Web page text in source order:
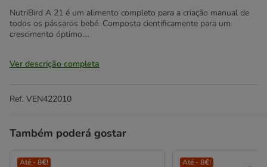
NutriBird A 21 é um alimento completo para a criação manual de
todos os pássaros bebé. Composta cientificamente para um
crescimento óptimo....
Ver descrição completa
Ref. VEN422010
Também poderá gostar
Até - 8€! Até - 8€!